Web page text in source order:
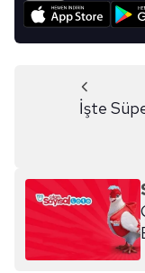
İşte